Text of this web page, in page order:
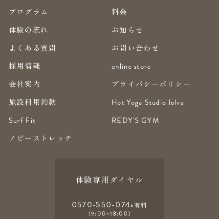
プログラム
料金
体験の流れ
お知らせ
よくある質問
お問い合わせ
採用情報
online store
会社案内
プライバシーポリシー
施設利用約款
Hot Yoga Studio lolve
Surf Fit
REDY'S GYM
ノビーストレッチ
体験専用ダイヤル
0570-550-074※有料
(9:00~18:00)